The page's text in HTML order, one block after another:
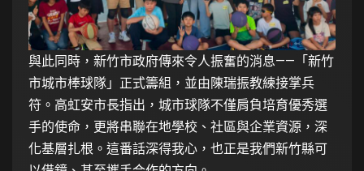
與此同時，新竹市政府傳來令人振奮的消息——「新竹
市城市棒球隊」正式籌組，並由陳瑞振教練接掌兵
符。高虹安市長指出，城市球隊不僅肩負培育優秀選
手的使命，更將串聯在地學校、社區與企業資源，深
化基層扎根。這番話深得我心，也正是我們新竹縣可